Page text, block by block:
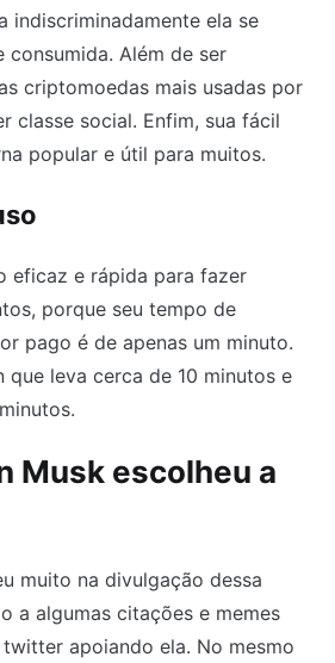
indiscriminadamente ela se
consumida. Além de ser
criptomoedas mais usadas por
classe social. Enfim, sua fácil
popular e útil para muitos.
eficaz e rápida para fazer
porque seu tempo de
pago é de apenas um minuto.
que leva cerca de 10 minutos e
Musk escolheu a
muito na divulgação dessa
a algumas citações e memes
apoiando ela. No mesmo